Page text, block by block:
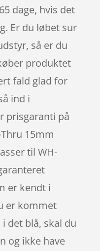
dage, hvis det
Er du løbet sur
så er du
produktet
fald glad for
ind i
prisgaranti på
15mm
til WH-
er kendt i
er kommet
det blå, skal du
og ikke have